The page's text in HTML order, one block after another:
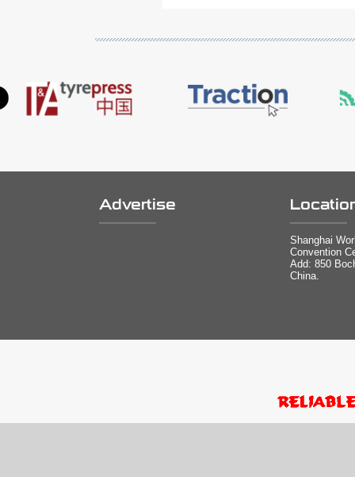
Advertise
Shanghai
Convention
Add: 850
China.